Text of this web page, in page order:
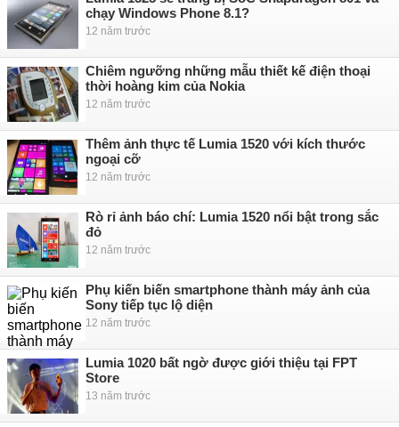
chạy Windows Phone 8.1?
12 năm trước
Chiêm ngưỡng những mẫu thiết kế điện thoại
thời hoàng kim của Nokia
12 năm trước
Thêm ảnh thực tế Lumia 1520 với kích thước
ngoại cỡ
12 năm trước
Rò rỉ ảnh báo chí: Lumia 1520 nổi bật trong sắc
đỏ
12 năm trước
Phụ kiến biến smartphone thành máy ảnh của
Sony tiếp tục lộ diện
12 năm trước
Lumia 1020 bất ngờ được giới thiệu tại FPT
Store
13 năm trước